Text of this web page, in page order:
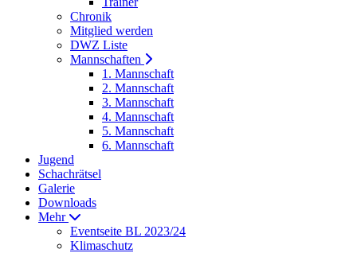
Chronik
Mitglied werden
DWZ Liste
Mannschaften
1. Mannschaft
2. Mannschaft
3. Mannschaft
4. Mannschaft
5. Mannschaft
6. Mannschaft
Jugend
Schachrätsel
Galerie
Downloads
Mehr
Eventseite BL 2023/24
Klimaschutz